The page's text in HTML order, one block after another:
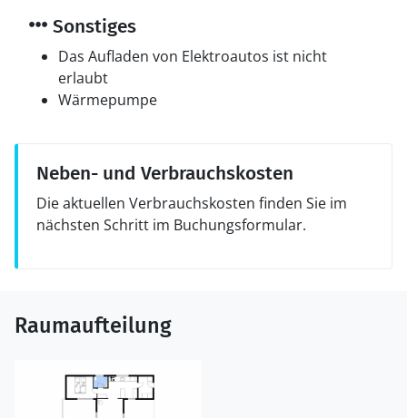
Sonstiges
Das Aufladen von Elektroautos ist nicht
erlaubt
Wärmepumpe
Neben- und Verbrauchskosten
Die aktuellen Verbrauchskosten finden Sie im
nächsten Schritt im Buchungsformular.
Raumaufteilung